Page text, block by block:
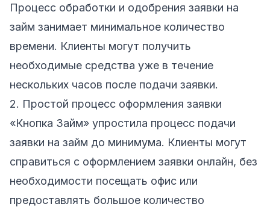
Процесс обработки и одобрения заявки на
займ занимает минимальное количество
времени. Клиенты могут получить
необходимые средства уже в течение
нескольких часов после подачи заявки.
2. Простой процесс оформления заявки
«Кнопка Займ» упростила процесс подачи
заявки на займ до минимума. Клиенты могут
справиться с оформлением заявки онлайн, без
необходимости посещать офис или
предоставлять большое количество